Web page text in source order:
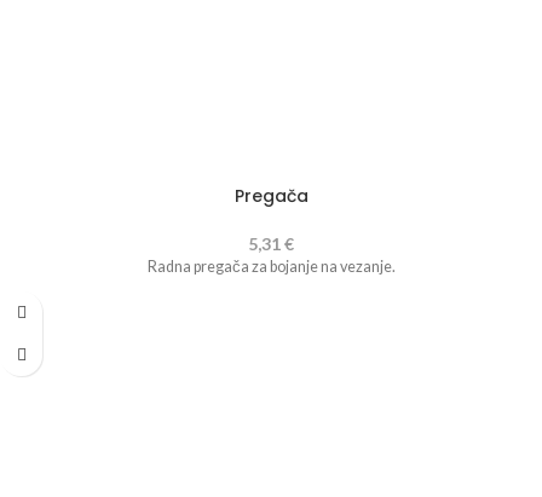
Pregača
5,31€
Radna pregača za bojanje na vezanje.